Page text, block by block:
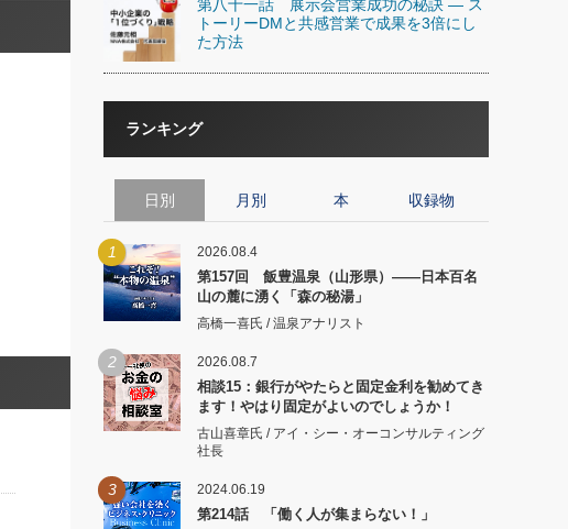
第八十一話 展示会営業成功の秘訣 ― ス
トーリーDMと共感営業で成果を3倍にし
た方法
ランキング
日別 月別 本 収録物
1 2026.08.4
第157回 飯豊温泉（山形県）――日本百名
山の麓に湧く「森の秘湯」
高橋一喜氏 / 温泉アナリスト
2 2026.08.7
相談15：銀行がやたらと固定金利を勧めてき
ます！やはり固定がよいのでしょうか！
古山喜章氏 / アイ・シー・オーコンサルティング
社長
3 2024.06.19
第214話 「働く人が集まらない！」